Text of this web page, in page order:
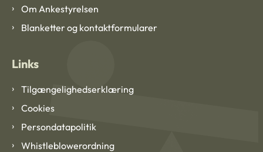
Om Ankestyrelsen
Blanketter og kontaktformularer
Links
Tilgængelighedserklæring
Cookies
Persondatapolitik
Whistleblowerordning